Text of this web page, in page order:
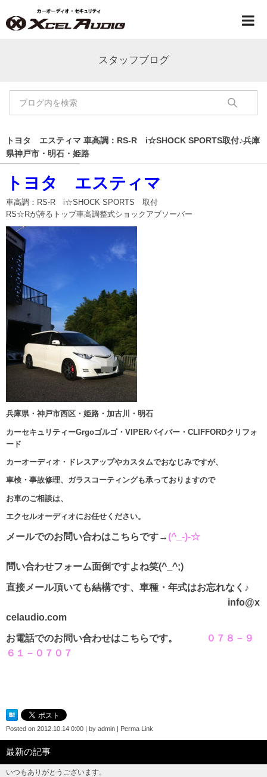
スタッフブログ
トヨタ エスティマ 車高調：RS-R i☆SHOCK SPORTS取付♪兵庫
県神戸市・明石・姫路
トヨタ エスティマ
車高調：RS-R i☆SHOCK SPORTS 取付
RS☆Rが誇るトップ車高調整式ショックアブソーバー
兵庫県・神戸市西区・姫路・加古川・明石
カーセキュリティーGrgoゴルゴ・VIPERバイパー・CLIFFORDクリフォ
ード
カーオーディオ・ドレスアップやカスタムでおなじみですが、
車検・事故修理、ガラスコーティングも承っておりますので
お車のご相談は、
エクセルオーディオにお任せください。
メールでのお問い合わはこちらです→(^_-)-☆
問い合わせフォーム面倒ですよね笑(^_^;)
直接メール頂いても結構です、車種・年式はお忘れなく♪
info@x
celaudio.com
お電話でのお問い合わせはこちらです。
０７８－９
６１－０７０７
Posted on 2012.10.14 0:00 | by admin | Perma Link
最新の記事
いつもありがとうございます。